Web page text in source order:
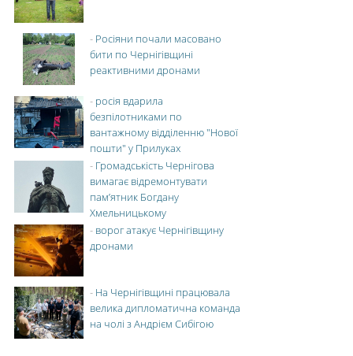
- Росіяни почали масовано
бити по Чернігівщині
реактивними дронами
- росія вдарила
безпілотниками по
вантажному відділенню "Нової
пошти" у Прилуках
- Громадськість Чернігова
вимагає відремонтувати
пам’ятник Богдану
Хмельницькому
- ворог атакує Чернігівщину
дронами
- На Чернігівщині працювала
велика дипломатична команда
на чолі з Андрієм Сибігою